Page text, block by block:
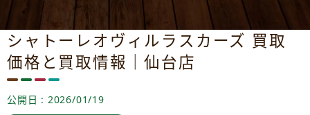
シャトーレオヴィルラスカーズ 買取
価格と買取情報｜仙台店
公開日 : 2026/01/19